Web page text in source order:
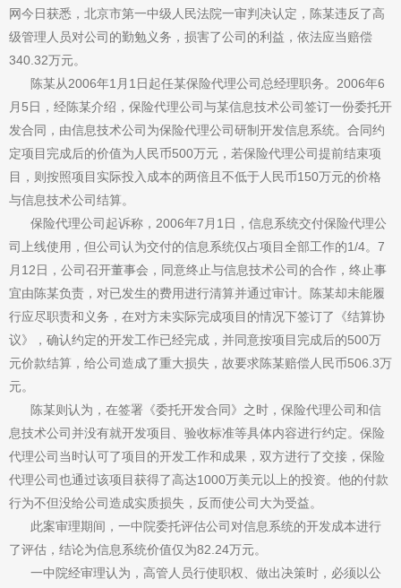
网今日获悉，北京市第一中级人民法院一审判决认定，陈某违反了高
级管理人员对公司的勤勉义务，损害了公司的利益，依法应当赔偿
340.32万元。
陈某从2006年1月1日起任某保险代理公司总经理职务。2006年6
月5日，经陈某介绍，保险代理公司与某信息技术公司签订一份委托开
发合同，由信息技术公司为保险代理公司研制开发信息系统。合同约
定项目完成后的价值为人民币500万元，若保险代理公司提前结束项
目，则按照项目实际投入成本的两倍且不低于人民币150万元的价格
与信息技术公司结算。
保险代理公司起诉称，2006年7月1日，信息系统交付保险代理公
司上线使用，但公司认为交付的信息系统仅占项目全部工作的1/4。7
月12日，公司召开董事会，同意终止与信息技术公司的合作，终止事
宜由陈某负责，对已发生的费用进行清算并通过审计。陈某却未能履
行应尽职责和义务，在对方未实际完成项目的情况下签订了《结算协
议》，确认约定的开发工作已经完成，并同意按项目完成后的500万
元价款结算，给公司造成了重大损失，故要求陈某赔偿人民币506.3万
元。
陈某则认为，在签署《委托开发合同》之时，保险代理公司和信
息技术公司并没有就开发项目、验收标准等具体内容进行约定。保险
代理公司当时认可了项目的开发工作和成果，双方进行了交接，保险
代理公司也通过该项目获得了高达1000万美元以上的投资。他的付款
行为不但没给公司造成实质损失，反而使公司大为受益。
此案审理期间，一中院委托评估公司对信息系统的开发成本进行
了评估，结论为信息系统价值仅为82.24万元。
一中院经审理认为，高管人员行使职权、做出决策时，必须以公